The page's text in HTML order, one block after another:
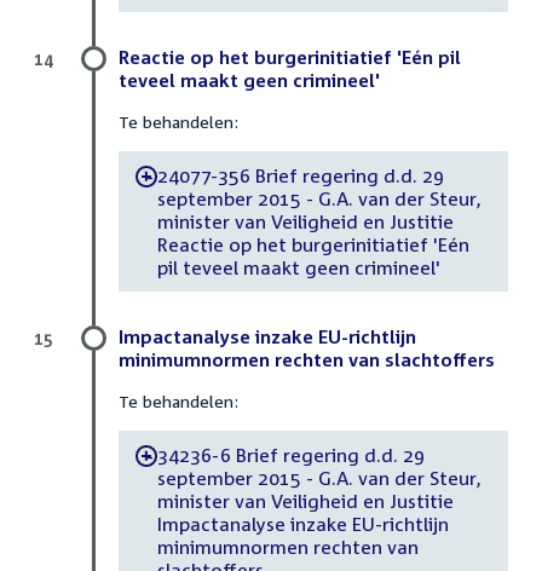
Reactie op het burgerinitiatief 'Eén pil
teveel maakt geen crimineel'
Te behandelen:
-24077-356 Brief regering d.d. 29
september 2015 - G.A. van der Steur,
minister van Veiligheid en Justitie
Reactie op het burgerinitiatief 'Eén
pil teveel maakt geen crimineel'
14
Impactanalyse inzake EU-richtlijn
minimumnormen rechten van slachtoffers
Te behandelen:
-34236-6 Brief regering d.d. 29
september 2015 - G.A. van der Steur,
minister van Veiligheid en Justitie
Impactanalyse inzake EU-richtlijn
minimumnormen rechten van
15